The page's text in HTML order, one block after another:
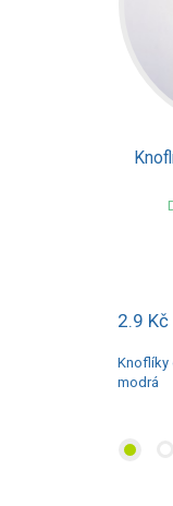
2.9 Kč
Knoflíky
modrá